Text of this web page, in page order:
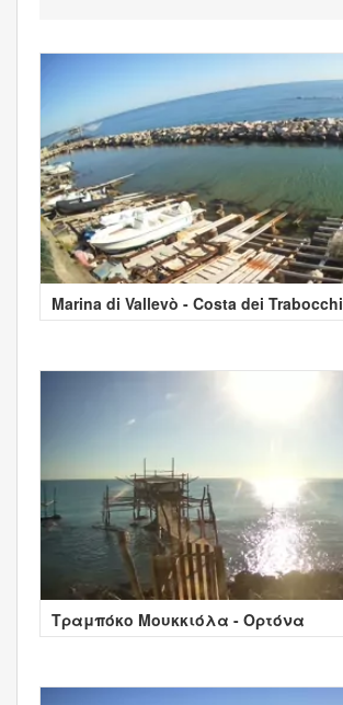
Marina di Vallevò - Costa dei Trabocchi
Τραμπόκο Μουκκιόλα - Ορτόνα